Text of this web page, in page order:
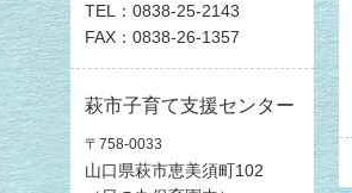
TEL：0838-25-2143
FAX：0838-26-1357
萩市子育て支援センター
〒758-0033
山口県萩市恵美須町102